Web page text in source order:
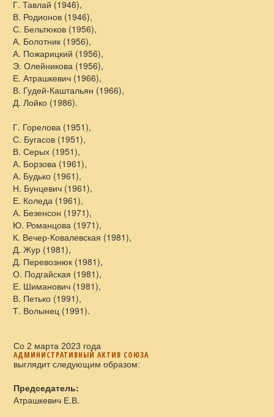
Г. Тавлай (1946),
В. Родионов (1946),
С. Бельтюков (1956),
А. Болотник (1956),
А. Пожарицкий (1956),
Э. Олейникова (1956),
Е. Атрашкевич (1966),
В. Гудей-Каштальян (1966),
Д. Лойко (1986).
Г. Горелова (1951),
С. Бугасов (1951),
В. Серых (1951),
А. Борзова (1961),
А. Будько (1961),
Н. Бунцевич (1961),
Е. Коледа (1961),
А. Безенсон (1971),
Ю. Романцова (1971),
К. Вечер-Ковалевская (1981),
Д. Жур (1981),
Д. Перевознюк (1981),
О. Подгайская (1981),
Е. Шиманович (1981),
В. Петько (1991),
Т. Волынец (1991).
Со 2 марта 2023 года
АДМИНИСТРАТИВНЫЙ АКТИВ СОЮЗА
выглядит следующим образом:
Председатель:
Атрашкевич Е.В.